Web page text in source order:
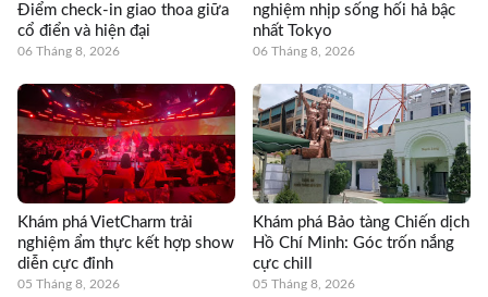
Điểm check-in giao thoa giữa
cổ điển và hiện đại
06 Tháng 8, 2026
nghiệm nhịp sống hối hả bậc
nhất Tokyo
06 Tháng 8, 2026
Khám phá VietCharm trải
nghiệm ẩm thực kết hợp show
diễn cực đỉnh
05 Tháng 8, 2026
Khám phá Bảo tàng Chiến dịch
Hồ Chí Minh: Góc trốn nắng
cực chill
05 Tháng 8, 2026